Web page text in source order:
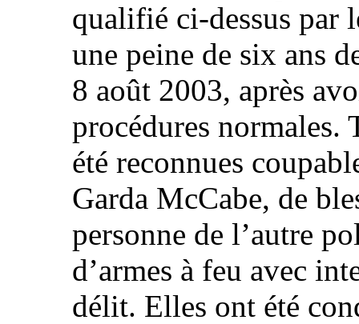
qualifié ci‑dessus par
une peine de six ans
8 août 2003, après
procédures normales.
été reconnues
Garda McCabe, de
personne de l’autre
d’armes à feu avec
délit. Elles ont été